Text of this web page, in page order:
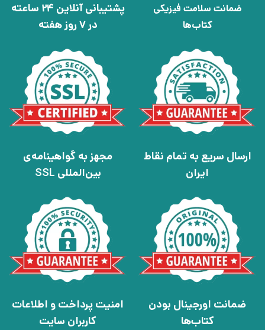
ضمانت سلامت فیزیکی
کتاب‌ها
پشتیبانی آنلاین 24 ساعته
در 7 روز هفته
ارسال سریع به تمام نقاط
ایران
مجهز به گواهینامه‌ی
بین‌المللی SSL
ضمانت اورجینال بودن
کتاب‌ها
امنیت پرداخت و اطلاعات
کاربران سایت